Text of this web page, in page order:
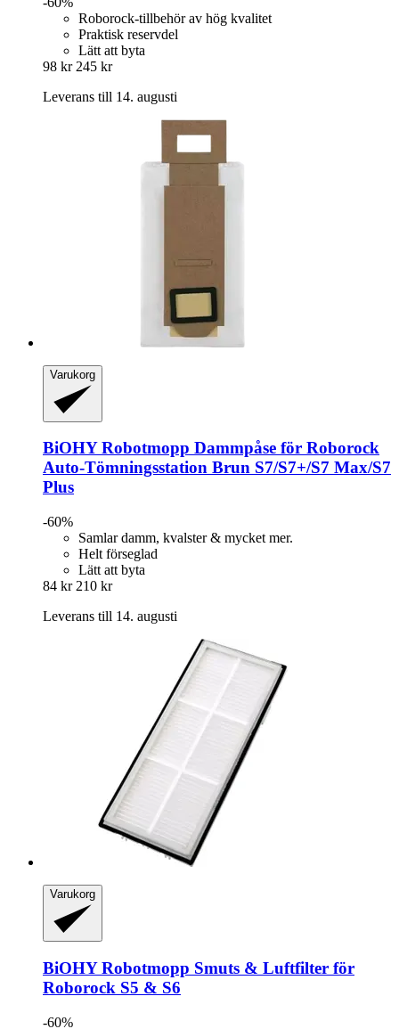
Roborock-tillbehör av hög kvalitet
Praktisk reservdel
Lätt att byta
98 kr 245 kr
Leverans till 14. augusti
Varukorg
BiOHYRobotmopp Dammpåse för Roborock
Auto-​Tömningsstation Brun S7/S7+/S7 Max/S7
Plus
-60%
Samlar damm, kvalster & mycket mer.
Helt förseglad
Lätt att byta
84 kr 210 kr
Leverans till 14. augusti
Varukorg
BiOHYRobotmopp Smuts & Luftfilter för
Roborock S5 & S6
-60%